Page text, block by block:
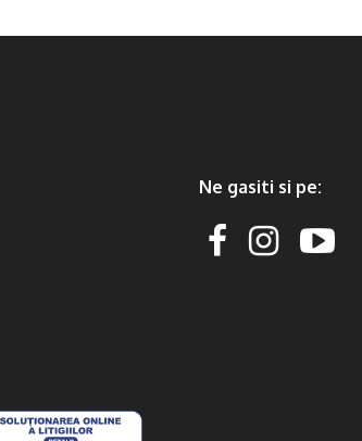
Ne gasiti si pe: